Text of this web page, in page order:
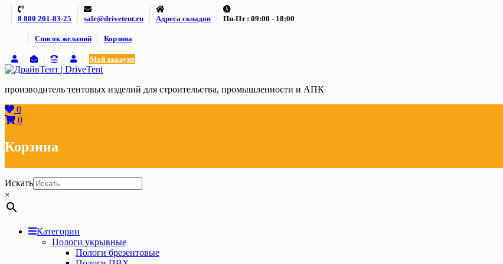
Skip
8 800 201-83-25 sale@drivetent.ru Адреса складов Пн-Пт : 09:00 - 18:00
Список желаний Корзина
Мой аккаунт
производитель тентовых изделий для строительства, промышленности и АПК
0
0
Корзина
Искать
×
Категории
Пологи укрывные
Пологи брезентовые